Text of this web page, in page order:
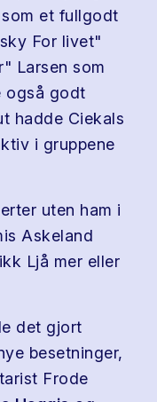
et fullgodt
For livet"
Larsen som
også godt
hadde Ciekals
i gruppene
uten ham i
Askeland
Ljå mer eller
det gjort
besetninger,
Frode